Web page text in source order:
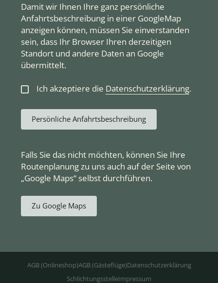
Damit wir Ihnen Ihre ganz persönliche
Anfahrtsbeschreibung in einer GoogleMap
anzeigen können, müssen Sie einverstanden
sein, dass Ihr Browser Ihren derzeitigen
Standort und andere Daten an Google
übermittelt.
Ich akzeptiere die Datenschutzerklärung.
Persönliche Anfahrtsbeschreibung
Falls Sie das nicht möchten, können Sie Ihre
Routenplanung zu uns auch auf der Seite von
„Google Maps“ selbst durchführen.
Zu Google Maps
AGB (Onlineshop)AGB (Gästeflüge)Datenschutzerklärung
SchlichtungsstelleImpressum